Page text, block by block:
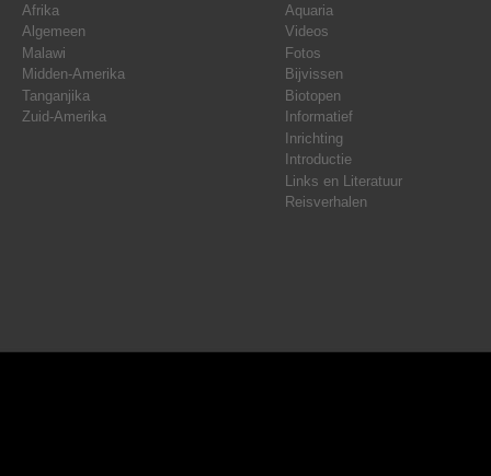
Afrika
Algemeen
Malawi
Midden-Amerika
Tanganjika
Zuid-Amerika
Aquaria
Videos
Fotos
Bijvissen
Biotopen
Informatief
Inrichting
Introductie
Links en Literatuur
Reisverhalen